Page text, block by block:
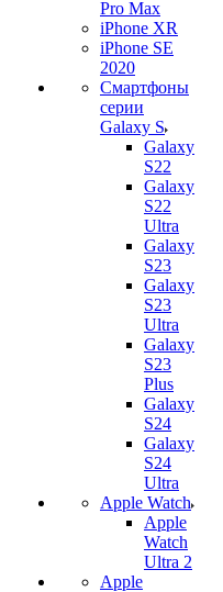
Pro Max
iPhone XR
iPhone SE
2020
Смартфоны
серии
Galaxy S
Galaxy
S22
Galaxy
S22
Ultra
Galaxy
S23
Galaxy
S23
Ultra
Galaxy
S23
Plus
Galaxy
S24
Galaxy
S24
Ultra
Apple Watch
Apple
Watch
Ultra 2
Apple